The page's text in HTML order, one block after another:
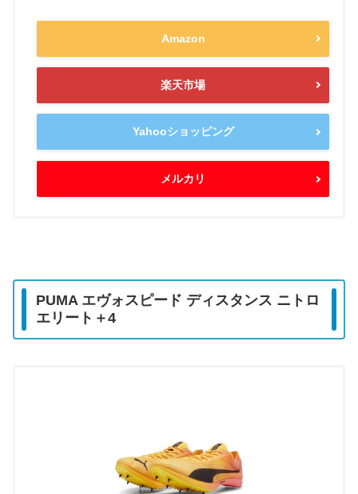
Amazon
楽天市場
Yahooショッピング
メルカリ
PUMA エヴォスピード ディスタンス ニトロ
エリート＋4